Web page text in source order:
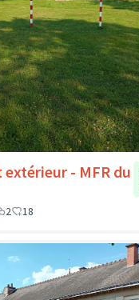
- MFR du
2 18